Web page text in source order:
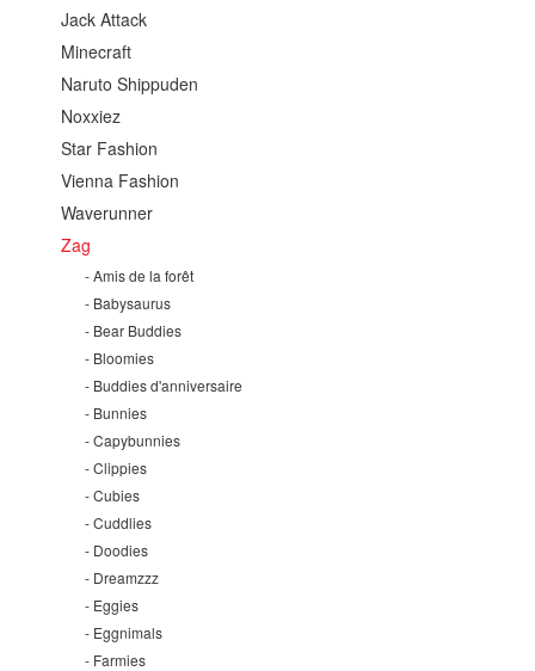
Jack Attack
Minecraft
Naruto Shippuden
Noxxiez
Star Fashion
Vienna Fashion
Waverunner
Zag
Amis de la forêt
Babysaurus
Bear Buddies
Bloomies
Buddies d'anniversaire
Bunnies
Capybunnies
Clippies
Cubies
Cuddlies
Doodies
Dreamzzz
Eggies
Eggnimals
Farmies